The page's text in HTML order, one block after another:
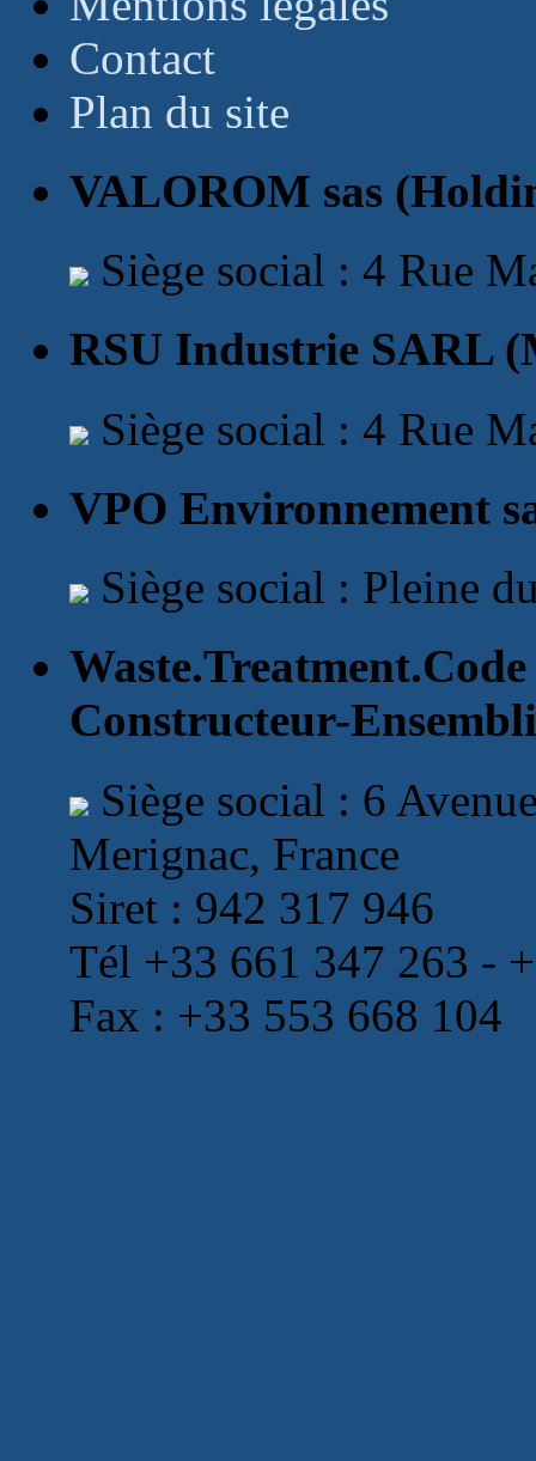
Contact
Plan du site
VALOROM sas
Siège social : 4 Rue
RSU Industrie SARL
Siège social : 4 Rue
VPO Environnement
Siège social : Pleine
Constructeur-
Siège social : 6
Merignac, France
Siret : 942 317 946
Tél +33 661 347 263 -
Fax : +33 553 668 104